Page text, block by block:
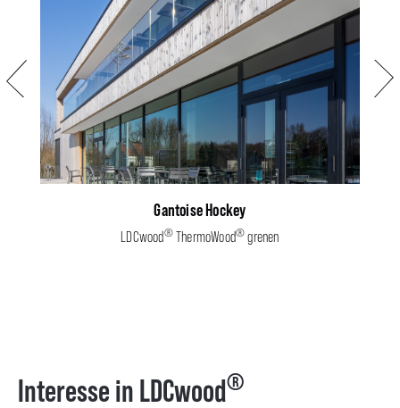
Vorige
Gantoise Hockey
LDCwood®ThermoWood® grenen
Interesse in LDCwood®